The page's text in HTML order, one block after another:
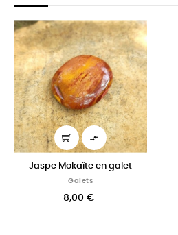

Jaspe Mokaïte en galet
Galets
8,00 €